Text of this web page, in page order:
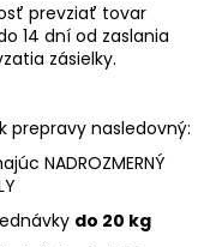
prevziať tovar
14 dní od zaslania
zásielky.
prepravy nasledovný:
NADROZMERNÝ
do 20 kg